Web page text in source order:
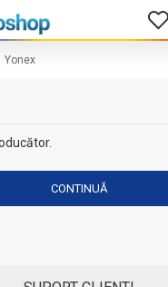
Yonex
CONTINUĂ